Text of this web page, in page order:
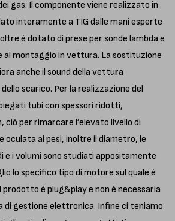
gas. Il componente viene realizzato in
interamente a TIG dalle mani esperte
è dotato di prese per sonde lambda e
al montaggio in vettura. La sostituzione
anche il sound della vettura
scarico. Per la realizzazione del
tubi con spessori ridotti,
ciò per rimarcare l’elevato livello di
oculata ai pesi, inoltre il diametro, le
e i volumi sono studiati appositamente
lo specifico tipo di motore sul quale è
è plug&play e non è necessaria
di gestione elettronica. Infine ci teniamo